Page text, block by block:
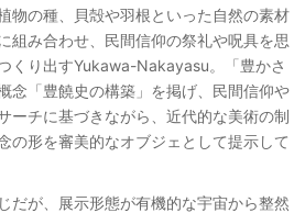
物の種、貝殻や羽根といった自然の素材
組み合わせ、民間信仰の祭礼や呪具を思
くり出すYukawa-Nakayasu。「豊かさ
念「豊饒史の構築」を掲げ、民間信仰や
ーチに基づきながら、近代的な美術の制
の形を審美的なオブジェとして提示して
だが、展示形態が有機的な宇宙から整然